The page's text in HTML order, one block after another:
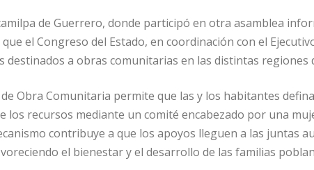
de Guerrero, donde participó en otra asamblea
el Congreso del Estado, en coordinación con el
destinados a obras comunitarias en las distintas regiones
Obra Comunitaria permite que las y los habitantes
recursos mediante un comité encabezado por una
contribuye a que los apoyos lleguen a las juntas
el bienestar y el desarrollo de las familias